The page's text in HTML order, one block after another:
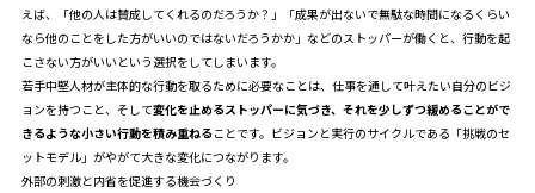
えば、「他の人は賛成してくれるのだろうか？」「成果が出ないで無駄な時間になるくらい
なら他のことをした方がいいのではないだろうかか」などのストッパーが働くと、行動を起
こさない方がいいという選択をしてしまいます。
若手中堅人材が主体的な行動を取るために必要なことは、仕事を通して叶えたい自分のビジ
ョンを持つこと、そして変化を止めるストッパーに気づき、それを少しずつ緩めることがで
きるような小さい行動を積み重ねる ことです。ビジョンと実行のサイクルである「挑戦のセ
ットモデル」がやがて大きな変化につながります。
外部の刺激と内省を促進する機会づくり